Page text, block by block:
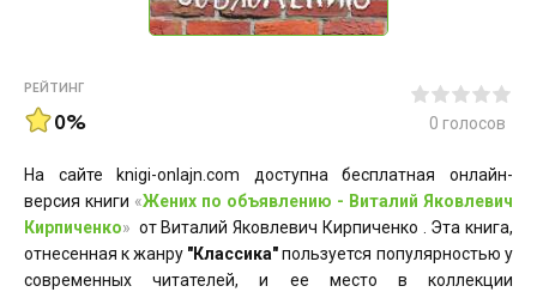
РЕЙТИНГ
0% 0 голосов
На сайте knigi-onlajn.com доступна бесплатная онлайн-
версия книги «Жених по объявлению - Виталий Яковлевич
Кирпиченко» от Виталий Яковлевич Кирпиченко . Эта книга,
отнесенная к жанру "Классика"пользуется популярностью у
современных читателей, и ее место в коллекции